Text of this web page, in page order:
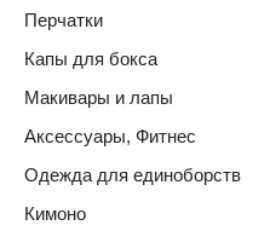
Перчатки
Капы для бокса
Макивары и лапы
Аксессуары, Фитнес
Одежда для единоборств
Кимоно